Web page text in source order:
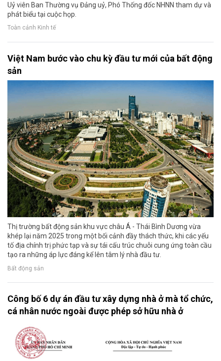
Uỷ viên Ban Thường vụ Đảng uỷ, Phó Thống đốc NHNN tham dự và
phát biểu tại cuộc họp.
Toàn cảnh Kinh tế
Việt Nam bước vào chu kỳ đầu tư mới của bất động
sản
Thị trường bất động sản khu vực châu Á - Thái Bình Dương vừa
khép lại năm 2025 trong một bối cảnh đầy thách thức, khi các yếu
tố địa chính trị phức tạp và sự tái cấu trúc chuỗi cung ứng toàn cầu
tạo ra những áp lực đáng kể lên tâm lý nhà đầu tư.
Bất động sản
Công bố 6 dự án đầu tư xây dựng nhà ở mà tổ chức,
cá nhân nước ngoài được phép sở hữu nhà ở